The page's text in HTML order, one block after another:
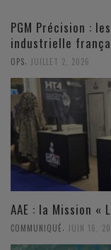
PGM Précision :
industrielle
OPS JUILLET 2, 2026
AAE : la Mission «
COMMUNIQUÉ JUIN 16,